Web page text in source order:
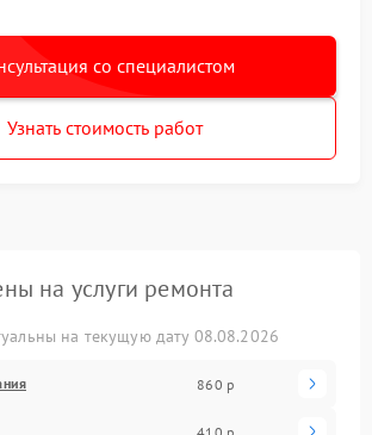
со специалистом
Узнать стоимость работ
на услуги ремонта
на текущую дату 08.08.2026
860 р
410 р